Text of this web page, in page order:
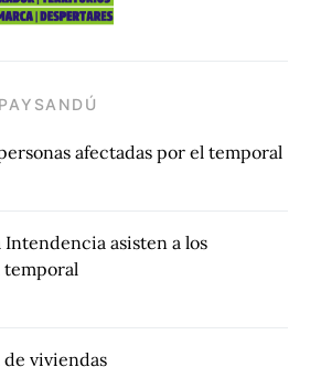
afectadas por el temporal
asisten a los
temporal
viviendas